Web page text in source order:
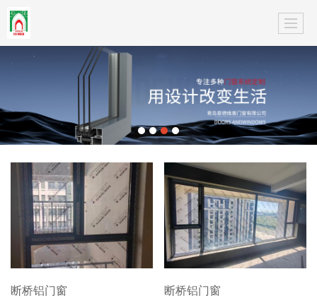
断桥铝门窗 断桥铝门窗